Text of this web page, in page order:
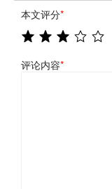
本文评分*
评论内容*